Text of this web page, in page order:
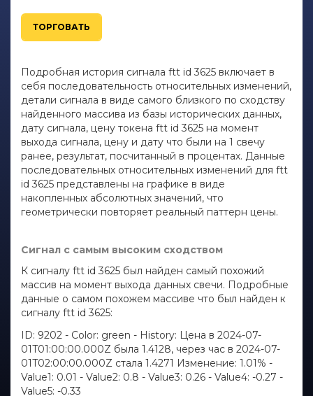
ТОРГОВАТЬ
Подробная история сигнала ftt id 3625 включает в
себя последовательность относительных изменений,
детали сигнала в виде самого близкого по сходству
найденного массива из базы исторических данных,
дату сигнала, цену токена ftt id 3625 на момент
выхода сигнала, цену и дату что были на 1 свечу
ранее, результат, посчитанный в процентах. Данные
последовательных относительных изменений для ftt
id 3625 представлены на графике в виде
накопленных абсолютных значений, что
геометрически повторяет реальный паттерн цены.
Сигнал с самым высоким сходством
К сигналу ftt id 3625 был найден самый похожий
массив на момент выхода данных свечи. Подробные
данные о самом похожем массиве что был найден к
сигналу ftt id 3625:
ID: 9202 - Color: green - History: Цена в 2024-07-
01T01:00:00.000Z была 1.4128, через час в 2024-07-
01T02:00:00.000Z стала 1.4271 Изменение: 1.01% -
Value1: 0.01 - Value2: 0.8 - Value3: 0.26 - Value4: -0.27 -
Value5: -0.33